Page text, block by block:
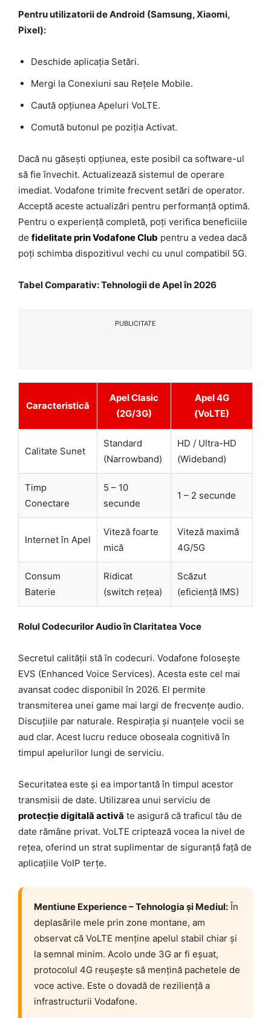
Pentru utilizatorii de Android (Samsung, Xiaomi,
Pixel):
Deschide aplicația Setări.
Mergi la Conexiuni sau Rețele Mobile.
Caută opțiunea Apeluri VoLTE.
Comută butonul pe poziția Activat.
Dacă nu găsești opțiunea, este posibil ca software-ul
să fie învechit. Actualizează sistemul de operare
imediat. Vodafone trimite frecvent setări de operator.
Acceptă aceste actualizări pentru performanță optimă.
Pentru o experiență completă, poți verifica beneficiile
de fidelitate prin Vodafone Club pentru a vedea dacă
poți schimba dispozitivul vechi cu unul compatibil 5G.
Tabel Comparativ: Tehnologii de Apel în 2026
PUBLICITATE
Caracteristică
Apel Clasic
(2G/3G)
Apel 4G
(VoLTE)
Calitate Sunet
Standard
(Narrowband)
HD / Ultra-HD
(Wideband)
Timp
Conectare
5 – 10
secunde
1 – 2 secunde
Internet în Apel
Viteză foarte
mică
Viteză maximă
4G/5G
Consum
Baterie
Ridicat
(switch rețea)
Scăzut
(eficiență IMS)
Rolul Codecurilor Audio în Claritatea Voce
Secretul calității stă în codecuri. Vodafone folosește
EVS (Enhanced Voice Services). Acesta este cel mai
avansat codec disponibil în 2026. El permite
transmiterea unei game mai largi de frecvențe audio.
Discuțiile par naturale. Respirația și nuanțele vocii se
aud clar. Acest lucru reduce oboseala cognitivă în
timpul apelurilor lungi de serviciu.
Securitatea este și ea importantă în timpul acestor
transmisii de date. Utilizarea unui serviciu de
protecție digitală activă te asigură că traficul tău de
date rămâne privat. VoLTE criptează vocea la nivel de
rețea, oferind un strat suplimentar de siguranță față de
aplicațiile VoIP terțe.
Mentiune Experience – Tehnologia și Mediul: În
deplasările mele prin zone montane, am
observat că VoLTE menține apelul stabil chiar și
la semnal minim. Acolo unde 3G ar fi eșuat,
protocolul 4G reușește să mențină pachetele de
voce active. Este o dovadă de reziliență a
infrastructurii Vodafone.